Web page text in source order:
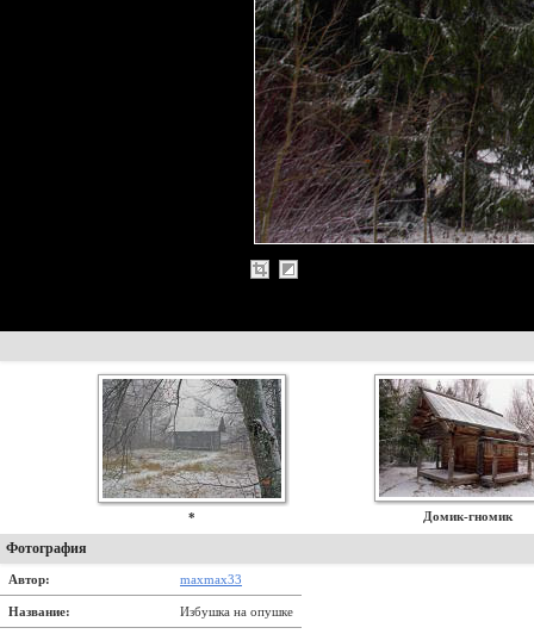
* Домик-гномик
Фотография
Автор: maxmax33
Название: Избушка на опушке